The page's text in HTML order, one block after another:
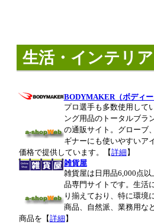
生活・インテリ
BODYMAKER（ボディ
プロ選手も多数使用して
ング用品のトータルブラ
の通販サイト。グローブ
ギナーにも使いやすいア
価格で提供しています。【詳細 】
雑貨屋
雑貨屋は日用品6,000点
品専門サイトです。生活
り揃えており、特に環境
商品、自然派、業務用な
商品を【詳細 】